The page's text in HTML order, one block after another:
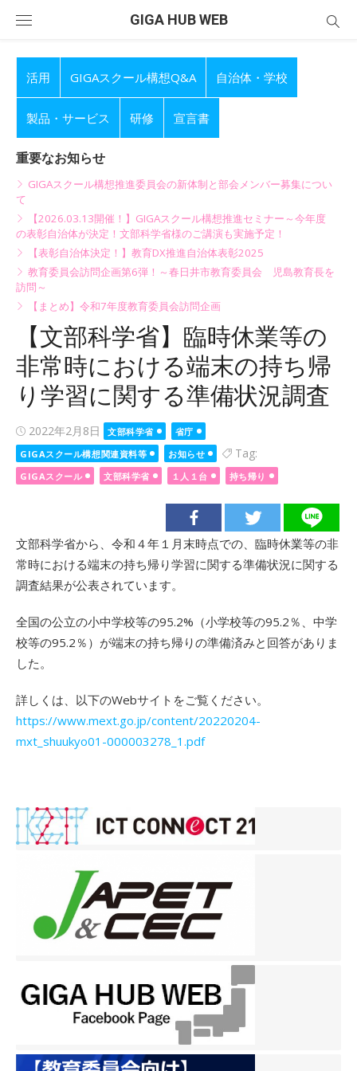
GIGA HUB WEB
活用 GIGAスクール構想Q&A 自治体・学校
製品・サービス 研修 宣言書
重要なお知らせ
GIGAスクール構想推進委員会の新体制と部会メンバー募集につい
て
【2026.03.13開催！】GIGAスクール構想推進セミナー～今年度
の表彰自治体が決定！文部科学省様のご講演も実施予定！
【表彰自治体決定！】教育DX推進自治体表彰2025
教育委員会訪問企画第6弾！～春日井市教育委員会 児島教育長を
訪問～
【まとめ】令和7年度教育委員会訪問企画
【文部科学省】臨時休業等の
非常時における端末の持ち帰
り学習に関する準備状況調査
Posted
on
2022年2月8日 文部科学省
省庁
GIGAスクール構想関連資料等
お知らせ Tag:
GIGAスクール 文部科学省 １人１台 持ち帰り
文部科学省から、令和４年１月末時点での、臨時休業等の非
常時における端末の持ち帰り学習に関する準備状況に関する
調査結果が公表されています。
全国の公立の小中学校等の95.2%（小学校等の95.2％、中学
校等の95.2％）が端末の持ち帰りの準備済みと回答がありま
した。
詳しくは、以下のWebサイトをご覧ください。
https://www.mext.go.jp/content/20220204-
mxt_shuukyo01-000003278_1.pdf